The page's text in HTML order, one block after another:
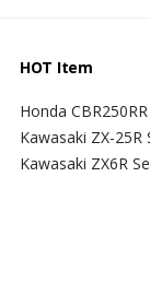
HOT Item
Honda
Kawasaki ZX-25R
Kawasaki ZX6R